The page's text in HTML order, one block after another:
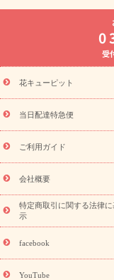
よく贈られる花
8月の誕生花(トルコ
お供え・
ーブドフラワー
季
特集
お盆 花（新盆・
盆・初盆）
お盆 花
フト
お盆・お供え
レゼント特集
夏の
敬老の日におくる
花ギフト・プレゼント
老の日 花鉢植えのギ
フト・プレゼント特集
ペーン
映画『ウォー
「きょう誕生日なん
誕生日フラワーギフト
(トルコキキョウ)
9
受
花キューピット
当日配達特急便
ご利用ガイド
会社概要
特定商取引に関する法律に
示
facebook
YouTube